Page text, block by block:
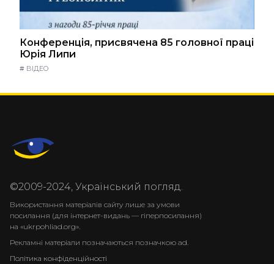
Конференція, присвячена 85 головної праці
Юрія Липи
# ВІДЕО
©2009-2024, Український погляд.
Використання матеріалів сайту лише за умови
посилання (для інтернет-видань — гіперпосилання)
на «ukrpohliad.org».
Рекламні матеріали позначаються позначкою ad.
Політика конфіденційності